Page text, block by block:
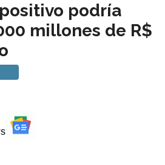
podría
millones de R$